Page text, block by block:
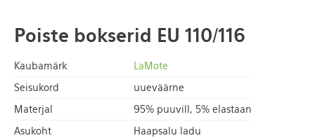
Poiste bokserid EU 110/116
Kaubamärk
LaMote
Seisukord
uueväärne
Materjal
95% puuvill, 5% elastaan
Asukoht
Haapsalu ladu